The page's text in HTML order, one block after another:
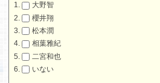
大野智
櫻井翔
松本潤
相葉雅紀
二宮和也
いない